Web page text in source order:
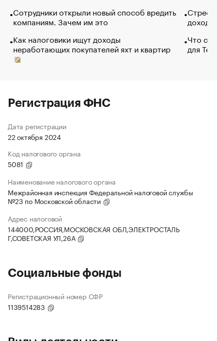
Сотрудники открыли новый способ вредить
компаниям. Зачем им это
Как налоговики ищут доходы
неработающих покупателей яхт и квартир
Что
для
Регистрация ФНС
Дата регистрации
22 октября 2024
Код налогового органа
5081
Наименование налогового органа
Межрайонная инспекция Федеральной налоговой службы
№23 по Московской области
Адрес налоговой
144000,РОССИЯ,МОСКОВСКАЯ ОБЛ,ЭЛЕКТРОСТАЛЬ
Г,СОВЕТСКАЯ УЛ,26А
Социальные фонды
Регистрационный номер СФР
1139514283